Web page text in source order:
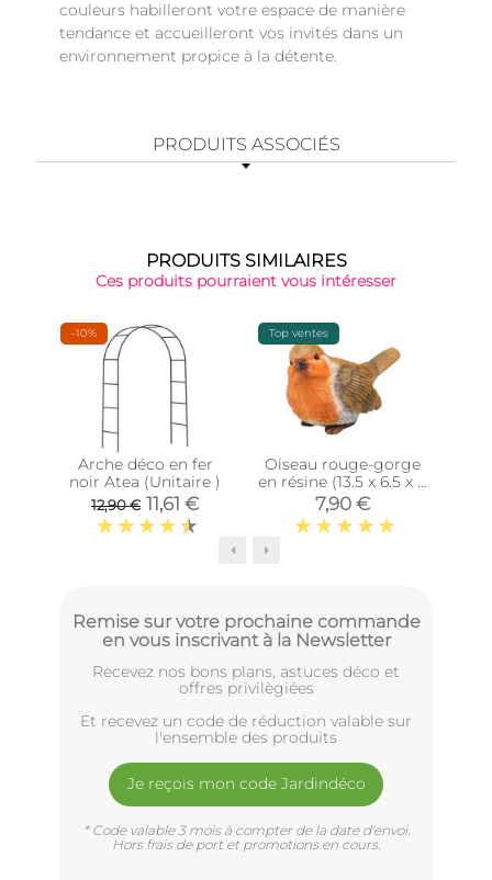
couleurs habilleront votre espace de manière
tendance et accueilleront vos invités dans un
environnement propice à la détente.
PRODUITS ASSOCIÉS
PRODUITS SIMILAIRES
Ces produits pourraient vous intéresser
-10%
Arche déco en fer
noir Atea (Unitaire )
12,90 € 11,61 €
Top ventes
Oiseau rouge-gorge
en résine (13.5 x 6.5 x 8
cm)
7,90 €
Remise sur votre prochaine commande
en vous inscrivant à la Newsletter
Recevez nos bons plans, astuces déco et
offres privilègiées
Et recevez un code de réduction valable sur
l'ensemble des produits
Je reçois mon code Jardindéco
* Code valable 3 mois à compter de la date d'envoi.
Hors frais de port et promotions en cours.